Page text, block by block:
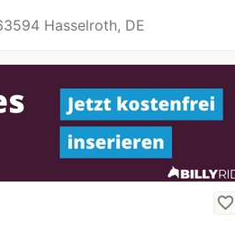
Hasselroth, DE
favorite_border